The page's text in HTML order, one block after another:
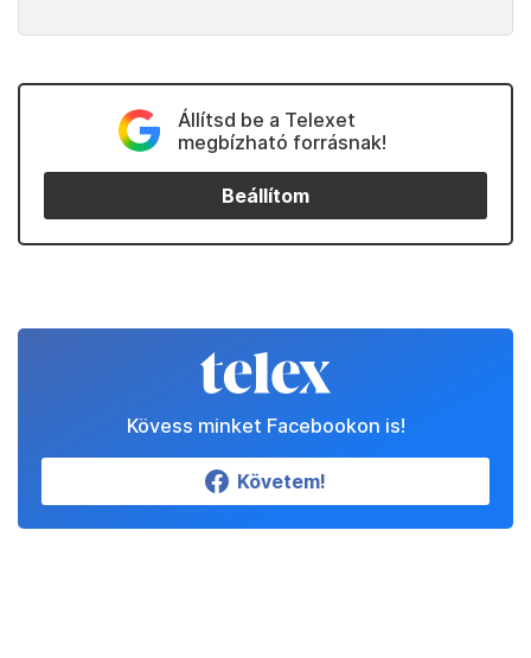
Állítsd be a Telexet
megbízható forrásnak!
Beállítom
Kövess minket Facebookon is!
Követem!